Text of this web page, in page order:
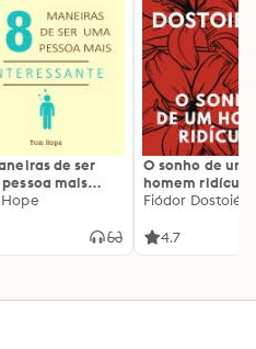
de ser
mais
O sonho de um
homem ridículo
Fiódor
4.7